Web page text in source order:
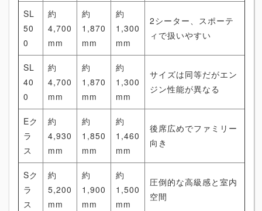
SL
50
0
約
4,700
mm
約
1,870
mm
約
1,300
mm
2シーター、スポーテ
ィで扱いやすい
SL
40
0
約
4,700
mm
約
1,870
mm
約
1,300
mm
サイズは同等だがエン
ジン性能が異なる
Eク
ラ
ス
約
4,930
mm
約
1,850
mm
約
1,460
mm
後席広めでファミリー
向き
Sク
ラ
ス
約
5,200
mm
約
1,900
mm
約
1,500
mm
圧倒的な高級感と室内
空間